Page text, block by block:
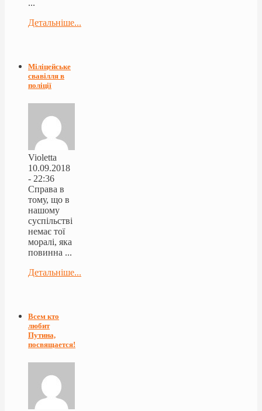
...
Детальніше...
Міліцейське
свавілля в
поліції
Violetta
10.09.2018
- 22:36
Справа в
тому, що в
нашому
суспільстві
немає тої
моралі, яка
повинна ...
Детальніше...
Всем кто
любит
Путина,
посвящается!